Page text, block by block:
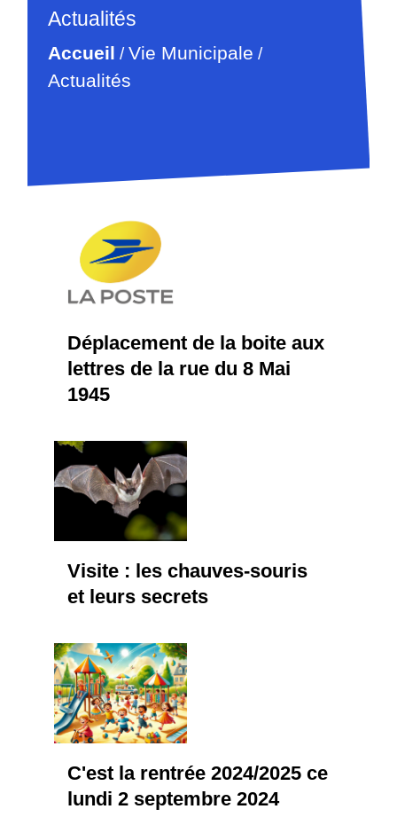
Actualités
Accueil /Vie Municipale /
Actualités
Déplacement de la boite aux
lettres de la rue du 8 Mai
1945
Visite : les chauves-souris
et leurs secrets
C'est la rentrée 2024/2025 ce
lundi 2 septembre 2024